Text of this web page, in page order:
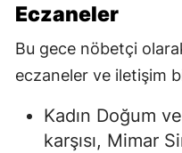
Eczaneler
Bu gece nöbetçi
eczaneler ve iletişim
Kadın Doğum
karşısı, Mimar